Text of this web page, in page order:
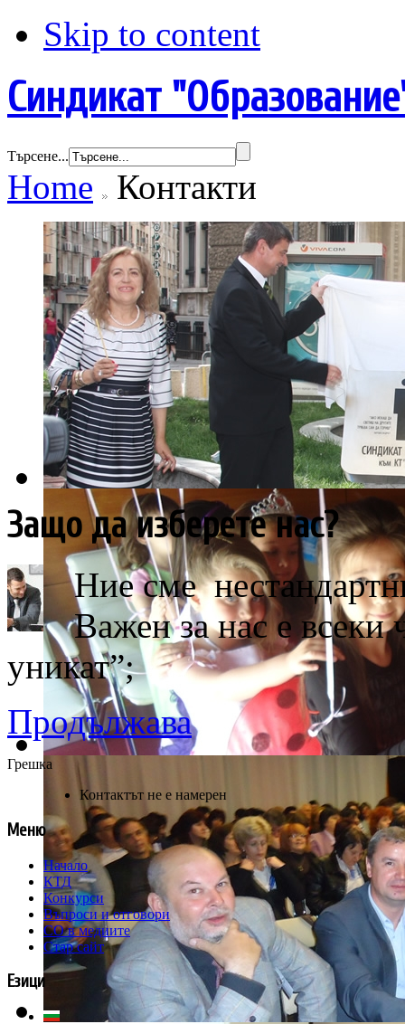
Skip to content
Синдикат
Търсене...
Home Контакти
Защо да изберете нас?
Ние сме
Важен за нас е всеки
уникат”;
Продължава
Грешка
Контактът не е намерен
Меню
Начало
КТД
Конкурси
Въпроси и отговори
СО в медиите
Стар сайт
Езици